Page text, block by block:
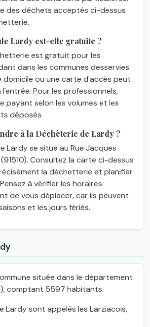
des déchets acceptés ci-dessus
Lardy est-elle gratuite ?
est gratuit pour les
dans les communes desservies.
domicile ou une carte d'accès peut
Pour les professionnels,
payant selon les volumes et les
déposés.
à la Déchèterie de Lardy ?
Lardy se situe au Rue Jacques
Consultez la carte ci-dessus
la déchetterie et planifier
à vérifier les horaires
de vous déplacer, car ils peuvent
et les jours fériés.
située dans le département
comptant 5597 habitants.
Lardy sont appelés les Larziacois,